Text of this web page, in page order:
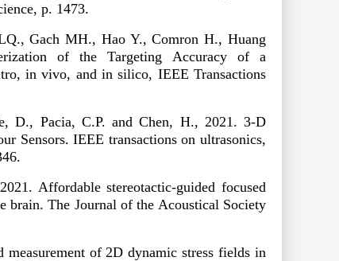
, p. 1473.
Gach MH., Hao Y., Comron H., Huang
of the Targeting Accuracy of a
in vivo, and in silico, IEEE Transactions
D., Pacia, C.P. and Chen, H., 2021. 3-D
Sensors.IEEE transactions on ultrasonics,
Affordable stereotactic-guided focused
brain.The Journal of the Acoustical Society
of 2D dynamic stress fields in